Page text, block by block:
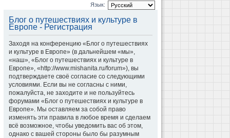
Язык:
Блог о путешествиях и культуре в
Европе - Регистрация
Заходя на конференцию «Блог о путешествиях
и культуре в Европе» (в дальнейшем «мы»,
«наш», «Блог о путешествиях и культуре в
Европе», «http://www.mishanita.ru/forum»), вы
подтверждаете своё согласие со следующими
условиями. Если вы не согласны с ними,
пожалуйста, не заходите и не пользуйтесь
форумами «Блог о путешествиях и культуре в
Европе». Мы оставляем за собой право
изменять эти правила в любое время и сделаем
всё возможное, чтобы уведомить вас об этом,
однако с вашей стороны было бы разумным